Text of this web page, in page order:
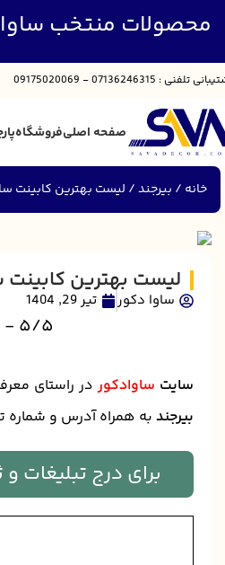
تیبانی تلفنی : 07136246315 - 09175020069
صفحه اصلیفروشگاه
خانه بیرجند لیست بهترین کابینت
لیست بهترین کابینت
ساوا دکور تیر 29, 1404
5/5 - (2 امتیاز)
سایت ساوادکور در راستای
بیرجندبه همراه آدرس و شماره
برای درج تبلیغات
محصولات منتخب